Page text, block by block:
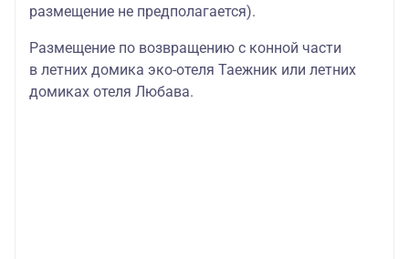
размещение не предполагается).
Размещение по возвращению с конной части
в летних домика эко-отеля Таежник или летних
домиках отеля Любава.